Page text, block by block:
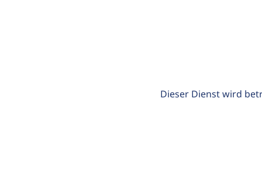
Dieser Dienst wird